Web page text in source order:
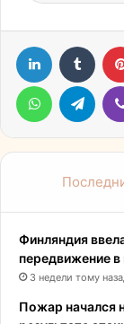
LinkedIn
WhatsApp
Финляндия
передвижение в
3 недели тому
Пожар начался